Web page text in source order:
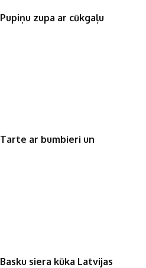
Pupiņu zupa ar cūkgaļu
Tarte ar bumbieri un
Basku siera kūka Latvijas